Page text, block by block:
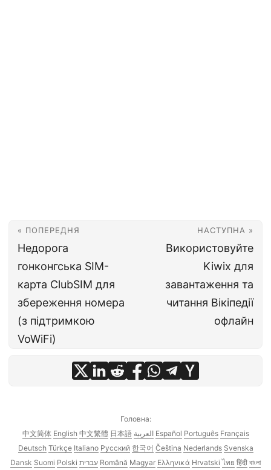
« ПОПЕРЕДНЯ
Недорога
гонконгська SIM-
карта ClubSIM для
збереження номера
(з підтримкою
VoWiFi)
НАСТУПНА »
Використовуйте
Kiwix для
завантаження та
читання Вікіпедії
офлайн
Головна:
中文简体 English 中文繁體 日本語 العربية Español Português Français
Deutsch Türkçe Italiano Русский 한국어 Čeština Nederlands Svenska
Dansk Suomi Polski עברית Română Magyar Ελληνικά Hrvatski ไทย हिंदी বাংলা